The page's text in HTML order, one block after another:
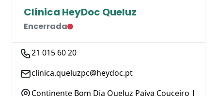
Clínica HeyDoc Queluz
Encerrada
21 015 60 20
clinica.queluzpc@heydoc.pt
Continente Bom Dia Queluz Paiva Couceiro |